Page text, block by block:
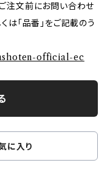
注文前にお問い合わせ
は「品番」をご記載のう
official-ec
に入り